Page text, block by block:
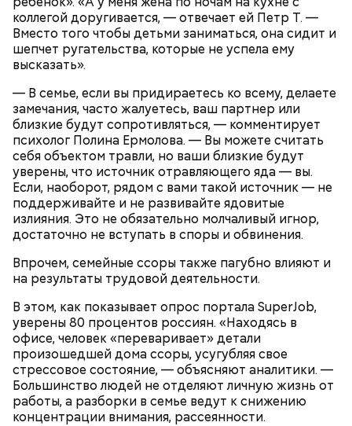
коллегой доругивается, — отвечает ей Петр Т. —
Вместо того чтобы детьми заниматься, она сидит и
шепчет ругательства, которые не успела ему
высказать».
— В семье, если вы придираетесь ко всему, делаете
замечания, часто жалуетесь, ваш партнер или
близкие будут сопротивляться, — комментирует
психолог Полина Ермолова. — Вы можете считать
себя объектом травли, но ваши близкие будут
уверены, что источник отравляющего яда — вы.
Если, наоборот, рядом с вами такой источник — не
поддерживайте и не развивайте ядовитые
излияния. Это не обязательно молчаливый игнор,
достаточно не вступать в споры и обвинения.
Впрочем, семейные ссоры также пагубно влияют и
на результаты трудовой деятельности.
В этом, как показывает опрос портала SuperJob,
уверены 80 процентов россиян. «Находясь в
офисе, человек «переваривает» детали
произошедшей дома ссоры, усугубляя свое
стрессовое состояние, — объясняют аналитики. —
Большинство людей не отделяют личную жизнь от
работы, а разборки в семье ведут к снижению
концентрации внимания, рассеянности.
— Она должна приятно пахнуть. Если дыня не
пахнет, значит, ее созревание ускорили или
сорвали недозревшей. Она может быть мягкой, но
будет безвкусной.